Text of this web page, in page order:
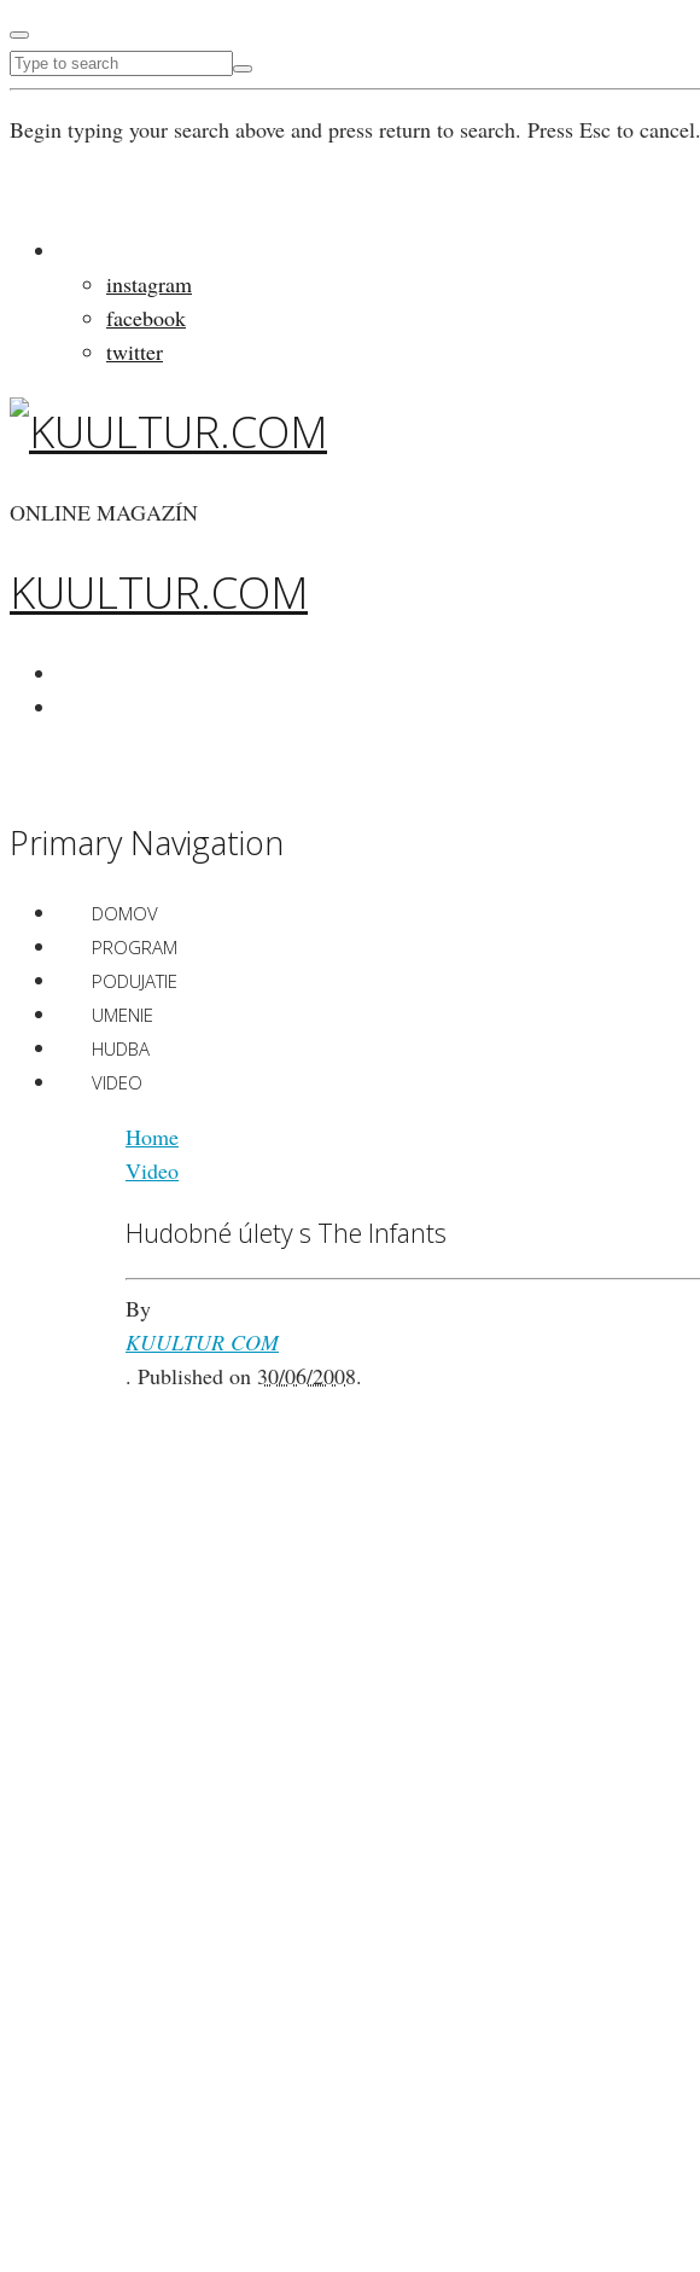
Begin typing your search above and press return to search. Press Esc to cancel.
instagram
facebook
twitter
ONLINE MAGAZÍN
KUULTUR.COM
Primary Navigation
DOMOV
PROGRAM
PODUJATIE
UMENIE
HUDBA
VIDEO
Home
Video
Hudobné úlety s The Infants
By
KUULTUR COM
. Published on 30/06/2008.